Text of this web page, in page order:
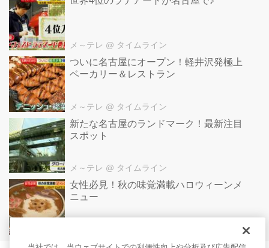
メ～テレ @ タイムライン
ついに名古屋にオープン！軽井沢発極上
ベーカリー＆レストラン
メ～テレ @ タイムライン
新たな名古屋のランドマーク！最新注目
スポット
メ～テレ @ タイムライン
女性必見！秋の味覚満載ハロウィーンメ
ニュー